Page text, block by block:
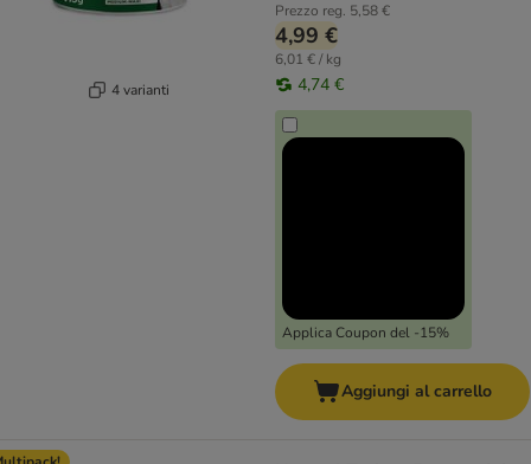
4 varianti
Prezzo reg. 5,58 €
4,99 €
6,01 € / kg
4,74 €
Applica Coupon del -15%
Aggiungi al carrello